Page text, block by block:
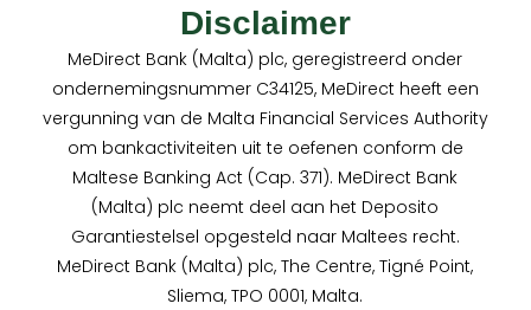
Disclaimer
MeDirect Bank (Malta) plc, geregistreerd onder
ondernemingsnummer C34125, MeDirect heeft een
vergunning van de Malta Financial Services Authority
om bankactiviteiten uit te oefenen conform de
Maltese Banking Act (Cap. 371). MeDirect Bank
(Malta) plc neemt deel aan het Deposito
Garantiestelsel opgesteld naar Maltees recht.
MeDirect Bank (Malta) plc, The Centre, Tigné Point,
Sliema, TPO 0001, Malta.